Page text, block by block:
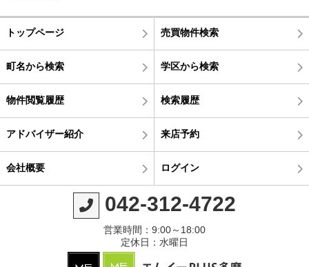
トップページ 売買物件検索
町名から検索 学区から検索
物件閲覧履歴 検索履歴
アドバイザー紹介 来店予約
会社概要 ログイン
042-312-4722
営業時間：9:00～18:00
定休日：水曜日